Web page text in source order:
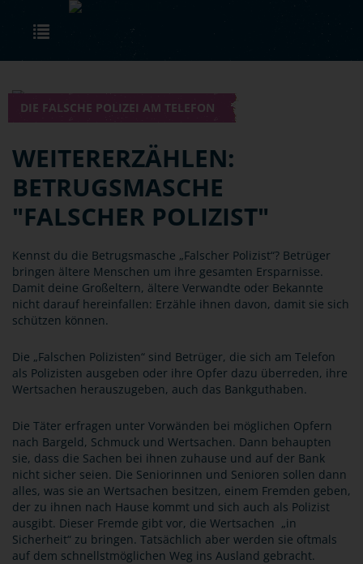
Skip to main content
DIE FALSCHE POLIZEI AM TELEFON
WEITERERZÄHLEN:
BETRUGSMASCHE
"FALSCHER POLIZIST"
Kennst du die Betrugsmasche „Falscher Polizist“? Betrüger
bringen ältere Menschen um ihre gesamten Ersparnisse.
Damit deine Großeltern, ältere Verwandte oder Bekannte
nicht darauf hereinfallen: Erzähle ihnen davon, damit sie sich
schützen können.
Die „Falschen Polizisten“ sind Betrüger, die sich am Telefon
als Polizisten ausgeben oder ihre Opfer dazu überreden, ihre
Wertsachen herauszugeben, auch das Bankguthaben.
Die Täter erfragen unter Vorwänden bei möglichen Opfern
nach Bargeld, Schmuck und Wertsachen. Dann behaupten
sie, dass die Sachen bei ihnen zuhause und auf der Bank
nicht sicher seien. Die Seniorinnen und Senioren sollen dann
alles, was sie an Wertsachen besitzen, einem Fremden geben,
der zu ihnen nach Hause kommt und sich auch als Polizist
ausgibt. Dieser Fremde gibt vor, die Wertsachen „in
Sicherheit“ zu bringen. Tatsächlich aber werden sie oftmals
auf dem schnellstmöglichen Weg ins Ausland gebracht.